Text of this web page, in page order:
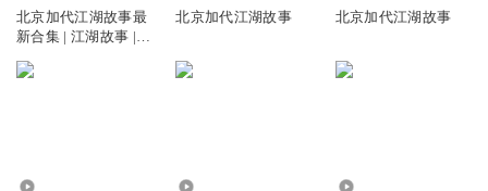
北京加代江湖故事最
新合集 | 江湖故事 |
北京加代江湖故事 北京加代江湖故事